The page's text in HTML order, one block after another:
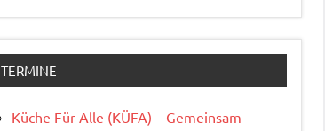
TERMINE
Küche Für Alle (KÜFA) – Gemeinsam